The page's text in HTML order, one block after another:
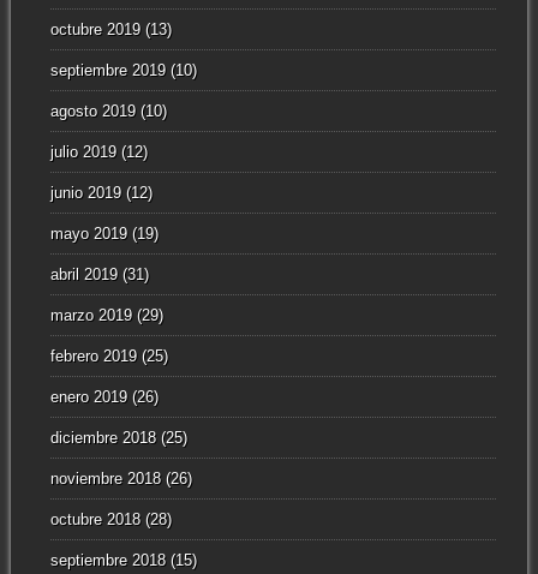
octubre 2019(13)
septiembre 2019(10)
agosto 2019(10)
julio 2019(12)
junio 2019(12)
mayo 2019(19)
abril 2019(31)
marzo 2019(29)
febrero 2019(25)
enero 2019(26)
diciembre 2018(25)
noviembre 2018(26)
octubre 2018(28)
septiembre 2018(15)